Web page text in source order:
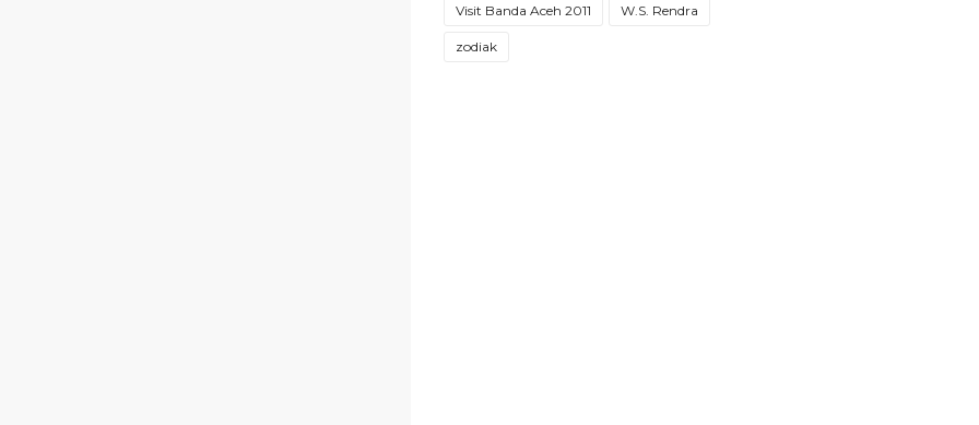
Visit Banda Aceh 2011 W.S. Rendra
zodiak